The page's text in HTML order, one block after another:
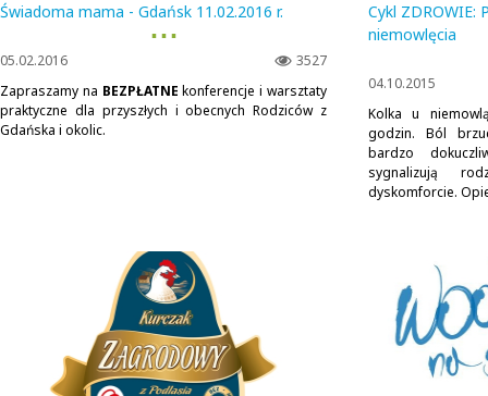
Świadoma mama - Gdańsk 11.02.2016 r.
▪ ▪ ▪
3527
05.02.2016
Zapraszamy na BEZPŁATNE konferencje i warsztaty
praktyczne dla przyszłych i obecnych Rodziców z
Gdańska i okolic.
Cykl ZDROWIE:
niemowlęcia
04.10.2015
Kolka u
godzin. Ból
bardzo
sygnalizują
dyskomforcie.